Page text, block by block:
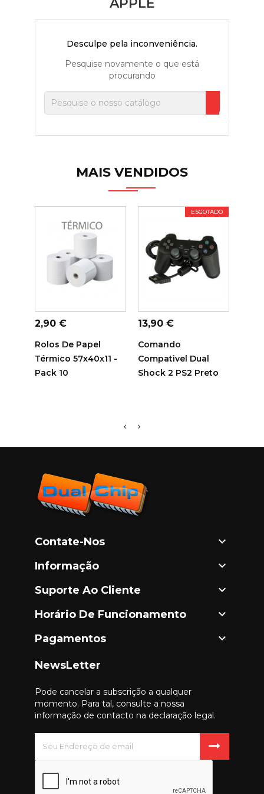
Desculpe pela inconveniência.
Pesquise novamente o que está
procurando

MAIS VENDIDOS
CARRINHO
Preço
2,90 €
Rolos De Papel
Térmico 57x40x11 -
Pack 10
ESGOTADO
CARRINHO
Preço
13,90 €
Comando
Compativel Dual
Shock 2 PS2 Preto
Contate-Nos 
Informação 
Suporte Ao Cliente 
Horário De Funcionamento 
Pagamentos 
NewsLetter
Pode cancelar a subscrição a qualquer
momento. Para tal, consulte a nossa
informação de contacto na declaração legal.